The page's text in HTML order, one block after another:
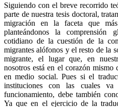
Siguiendo con el breve recorrido
parte de nuestra tesis doctoral,
migración en la faceta que
planteándonos la comprensión
cotidiano de la cuestión de la
migrantes alófonos y el resto de la
migrante, el lugar que, en
nosotros está en el corazón
en medio social. Pues si el
instituciones con las cuales
funcionamiento, debe también
Ya que en el ejercicio de la